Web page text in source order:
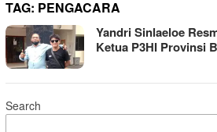
TAG: PENGACARA
Yandri Sinlaeloe
Ketua P3HI Provinsi
Search